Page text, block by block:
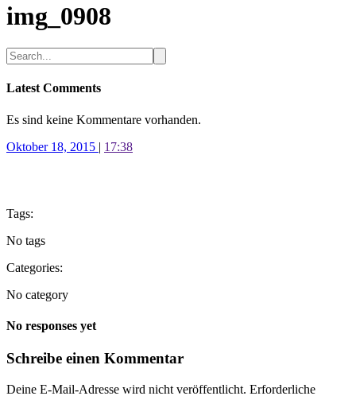
img_0908
Latest Comments
Es sind keine Kommentare vorhanden.
Oktober 18, 2015 | 17:38
Tags:
No tags
Categories:
No category
No responses yet
Schreibe einen Kommentar
Deine E-Mail-Adresse wird nicht veröffentlicht. Erforderliche